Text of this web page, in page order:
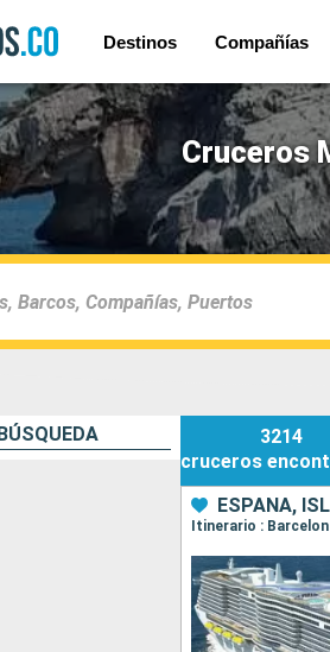
Destinos Compañías
Cruceros
3214
cruceros
ESPAÑA,
Itinerario :